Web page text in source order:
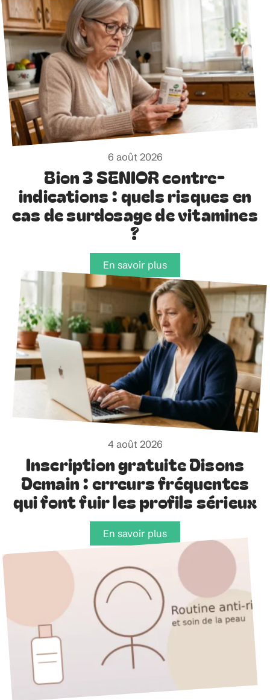
6 août 2026
Bion 3 SENIOR contre-
indications : quels risques en
cas de surdosage de vitamines
?
En savoir plus
4 août 2026
Inscription gratuite Disons
Demain : erreurs fréquentes
qui font fuir les profils sérieux
En savoir plus